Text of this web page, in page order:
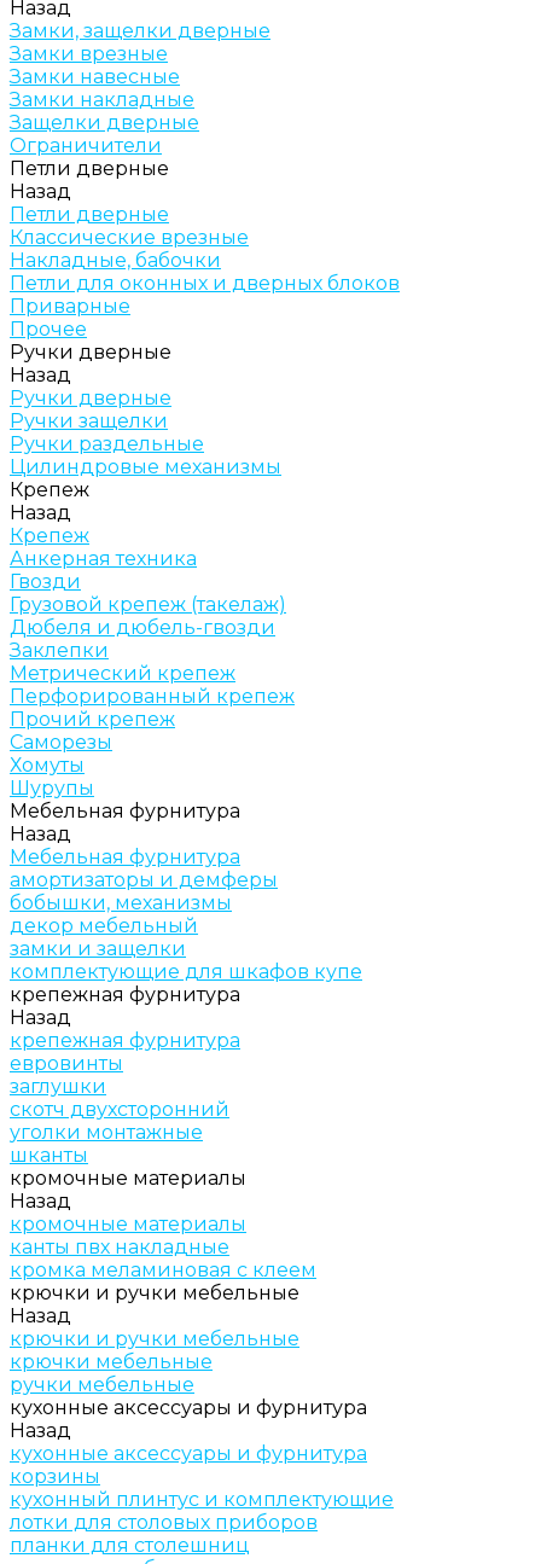
Назад
Замки, защелки дверные
Замки врезные
Замки навесные
Замки накладные
Защелки дверные
Ограничители
Петли дверные
Назад
Петли дверные
Классические врезные
Накладные, бабочки
Петли для оконных и дверных блоков
Приварные
Прочее
Ручки дверные
Назад
Ручки дверные
Ручки защелки
Ручки раздельные
Цилиндровые механизмы
Крепеж
Назад
Крепеж
Анкерная техника
Гвозди
Грузовой крепеж (такелаж)
Дюбеля и дюбель-гвозди
Заклепки
Метрический крепеж
Перфорированный крепеж
Прочий крепеж
Саморезы
Хомуты
Шурупы
Мебельная фурнитура
Назад
Мебельная фурнитура
амортизаторы и демферы
бобышки, механизмы
декор мебельный
замки и защелки
комплектующие для шкафов купе
крепежная фурнитура
Назад
крепежная фурнитура
евровинты
заглушки
скотч двухсторонний
уголки монтажные
шканты
кромочные материалы
Назад
кромочные материалы
канты пвх накладные
кромка меламиновая с клеем
крючки и ручки мебельные
Назад
крючки и ручки мебельные
крючки мебельные
ручки мебельные
кухонные аксессуары и фурнитура
Назад
кухонные аксессуары и фурнитура
корзины
кухонный плинтус и комплектующие
лотки для столовых приборов
планки для столешниц